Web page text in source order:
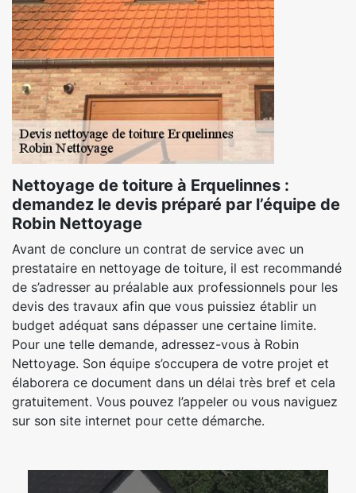
Nettoyage de toiture à Erquelinnes :
demandez le devis préparé par l’équipe de
Robin Nettoyage
Avant de conclure un contrat de service avec un
prestataire en nettoyage de toiture, il est recommandé
de s’adresser au préalable aux professionnels pour les
devis des travaux afin que vous puissiez établir un
budget adéquat sans dépasser une certaine limite.
Pour une telle demande, adressez-vous à Robin
Nettoyage. Son équipe s’occupera de votre projet et
élaborera ce document dans un délai très bref et cela
gratuitement. Vous pouvez l’appeler ou vous naviguez
sur son site internet pour cette démarche.